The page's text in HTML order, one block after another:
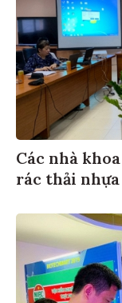
Các nhà
rác thải nhựa